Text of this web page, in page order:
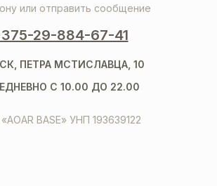
или отправить сообщение
29-884-67-41
BASE» УНП 193639122
ПЕТРА МСТИСЛАВЦА, 10
С 10.00 ДО 22.00